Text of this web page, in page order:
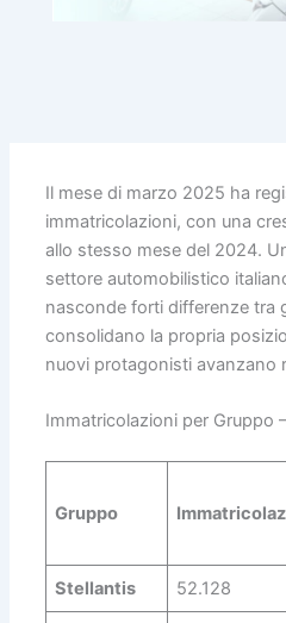
Il mese di marzo 2025 ha
immatricolazioni, con una
allo stesso mese del 2024.
settore automobilistico
nasconde forti differenze tra
consolidano la propria
nuovi protagonisti avanzano
Immatricolazioni per Gruppo
Gruppo
Stellantis 52.128